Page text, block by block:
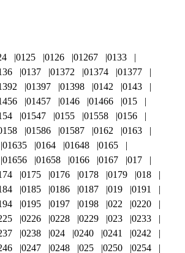
0125 0126 01267
0133
0137 01372 01374
01377
01397 01398 0142
0143
01457 0146 01466
015
01547 0155 01558
0156
01586 01587 0162
0163
01635 0164 01648
0165
01656 01658 0166 0167
017
0175 0176 0178 0179
018
0185 0186 0187 019
0191
0195 0197 0198 022
0220
0226 0228 0229 023
0233
0238 024 0240 0241
0242
0247 0248 025 0250 0254